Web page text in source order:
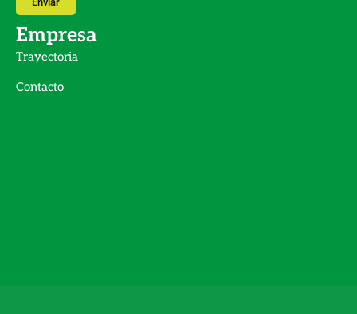
Empresa
Trayectoria
Contacto